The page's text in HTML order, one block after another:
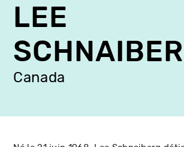
contenu
principal
LEE
Canada